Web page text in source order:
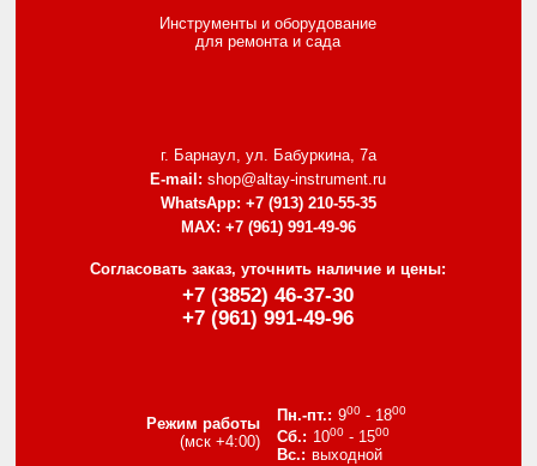
Инструменты и оборудование
для ремонта и сада
г. Барнаул, ул. Бабуркина, 7а
E-mail: shop@altay-instrument.ru
WhatsApp: +7 (913) 210-55-35
MAX: +7 (961) 991-49-96
Согласовать заказ, уточнить наличие и цены:
+7 (3852) 46-37-30
+7 (961) 991-49-96
Режим работы
(мск +4:00)
900- 1800
1000- 1500
выходной